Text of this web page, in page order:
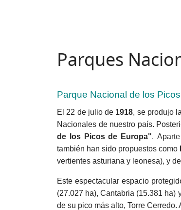
Parques
Parque Nacional de los
El 22 de julio de 1918, se produjo
Nacionales de nuestro país.
de los Picos de Europa".
también han sido propuestos como
vertientes asturiana y leonesa), y
Este espectacular espacio
(27.027 ha), Cantabria (15.381 ha)
de su pico más alto, Torre